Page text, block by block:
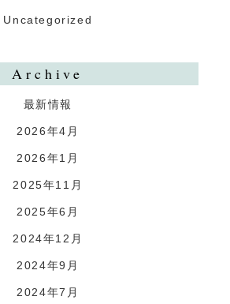
Uncategorized
Archive
最新情報
2026年4月
2026年1月
2025年11月
2025年6月
2024年12月
2024年9月
2024年7月